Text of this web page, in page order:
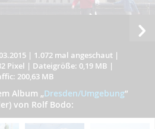
| 1.072 mal angeschaut|
Pixel | Dateigröße: 0,19 MB |
200,63 MB
Album „Dresden/Umgebung”
von Rolf Bodo: